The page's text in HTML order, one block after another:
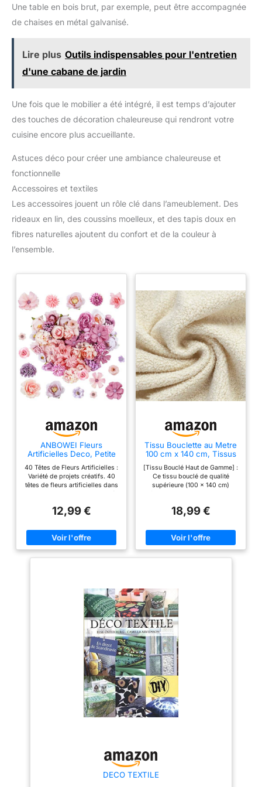
Les pièces numérotées et les instructions illustrées facilitent le
montage ce cette armoire. Le plus difficile est peut-être de
décider où la placer ! Dans la chambre ou le salon ?
Une table en bois brut, par exemple, peut être accompagnée
de chaises en métal galvanisé.
Lire plus Outils indispensables pour l'entretien
d'une cabane de jardin
Une fois que le mobilier a été intégré, il est temps d’ajouter
des touches de décoration chaleureuse qui rendront votre
cuisine encore plus accueillante.
Astuces déco pour créer une ambiance chaleureuse et
fonctionnelle
Accessoires et textiles
Les accessoires jouent un rôle clé dans l’ameublement. Des
rideaux en lin, des coussins moelleux, et des tapis doux en
fibres naturelles ajoutent du confort et de la couleur à
l’ensemble.
ANBOWEI Fleurs
Artificielles Deco, Petite
40 Pièces
40 Têtes de Fleurs Artificielles :
Variété de projets créatifs. 40
têtes de fleurs artificielles dans
des pivoines, des fleurs porte-
prunier. Parfait pour la
décoration de fleurs à disperser
ou les arrangements en filigrane
flexible. Les fleurs en tissu à
coudre sont infroissables et très
réalistes Détails de la Fleur :
Têtes de fleurs artificielles
sculptées à la main avec des
bourgeons en trois dimensions,
des pétales légèrement ondulés
et des dégradés de couleurs
vives. Fausses fleurs qui ne se
décolorent jamais. Vous pouvez
les utiliser pour différents
projets d'artisanat tels que le
scrapbooking, la fabrication de
cartes, la décoration de cadres
photo, les décorations florales
les applications de couture ou
de couture. Idéal pour les fleurs
artificielles pour le bricolage –
12,99 €
Tissu Bouclette au Metre
100 cm x 140 cm, Tissus
D'ameublement, Tissus à
Coudre, Tissu Uni,
Textile Deco pour
Housse Mobilier, Beige
[Tissu Bouclé Haut de Gamme] :
Ce tissu bouclé de qualité
supérieure (100 x 140 cm)
d’agneau. Sa surface texturée
parfait pour vos projets de
couture personnalisés ou le
rembourrage de meubles. Que
professionnel sans plis
[Utilisation Polyvalente] : Ce
tissu au mètre polyvalent est le
choix idéal pour retaper un
canapé, créer des taies
d'oreiller douillettes, des
couvre-lits ou des accessoires
tendance (sacs, pochettes).
Grâce à ses dimensions
généreuses de 100 cm x 140
cm, il convient aussi au
rembourrage de chaises et à la
fabrication de coussins pour
animaux. Sa manipulation aisée
en fait le tissu de loisirs créatifs
contraintes du quotidien
18,99 €
DECO TEXTILE